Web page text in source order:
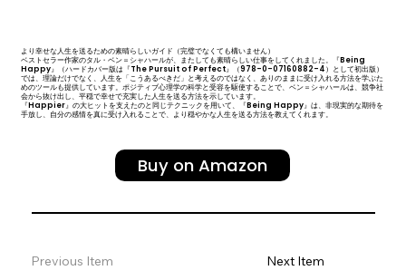
より幸せな人生を送るための素晴らしいガイド（完璧でなくても構いません）
ベストセラー作家のタル・ベン＝シャハールが、またしても素晴らしい仕事をしてくれました。『Being
Happy』（ハードカバー版は『The Pursuit of Perfect』（978-0-07160882-4）として初出版）
では、理論だけでなく、人生を「こうあるべきだ」と考えるのではなく、ありのままに受け入れる方法を学ぶた
めのツールも提供しています。ポジティブ心理学の科学と受容を駆使することで、ベン＝シャハールは、競争社
会から抜け出し、平穏で幸せで充実した人生を送る方法を示しています。
『Happier』の大ヒットを支えたのと同じテクニックを用いて、『Being Happy』は、非現実的な期待を
手放し、自分の感情を真に受け入れることで、より穏やかな人生を送る方法を教えてくれます。
Buy on Amazon
Previous Item Next Item